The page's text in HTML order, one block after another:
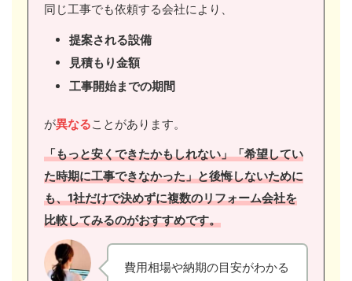
同じ工事でも依頼する会社により、
提案される設備
見積もり金額
工事開始までの期間
が異なることがあります。
「もっと安くできたかもしれない」「希望してい
た時期に工事できなかった」と後悔しないために
も、1社だけで決めずに複数のリフォーム会社を
比較してみるのがおすすめです。
費用相場や納期の目安がわかる